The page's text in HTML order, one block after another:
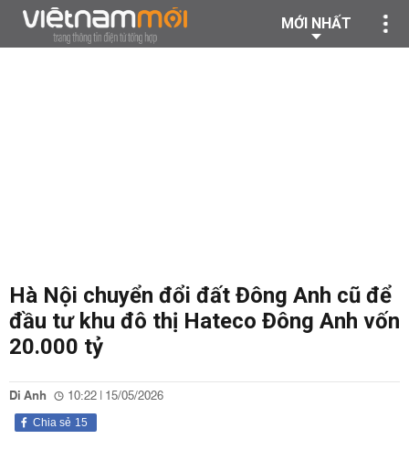
MỚI NHẤT
Hà Nội chuyển đổi đất Đông Anh cũ để
đầu tư khu đô thị Hateco Đông Anh vốn
20.000 tỷ
Di Anh 10:22 | 15/05/2026
15
Chia sẻ